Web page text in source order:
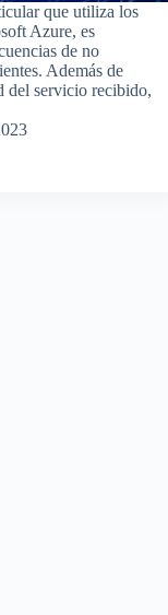
que utiliza los
Azure, es
de no
Además de
del servicio recibido,